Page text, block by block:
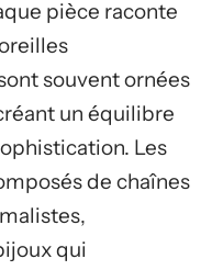
pièce raconte
souvent ornées
un équilibre
Les
de chaînes
qui